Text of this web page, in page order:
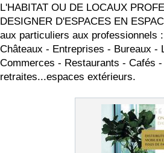
L'HABITAT OU DE LOCAUX
DESIGNER D'ESPACES EN
aux particuliers aux professionnels
Châteaux - Entreprises - Bureaux -
Commerces - Restaurants - Cafés
retraites...espaces extérieurs.